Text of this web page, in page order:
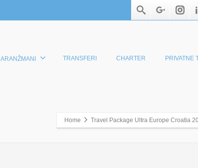
ARANŽMANI TRANSFERI CHARTER PRIVATNE
Home Travel Package Ultra Europe Croatia